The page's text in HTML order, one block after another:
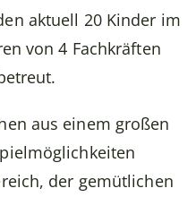
aktuell 20 Kinder im
von 4 Fachkräften
aus einem großen
der gemütlichen